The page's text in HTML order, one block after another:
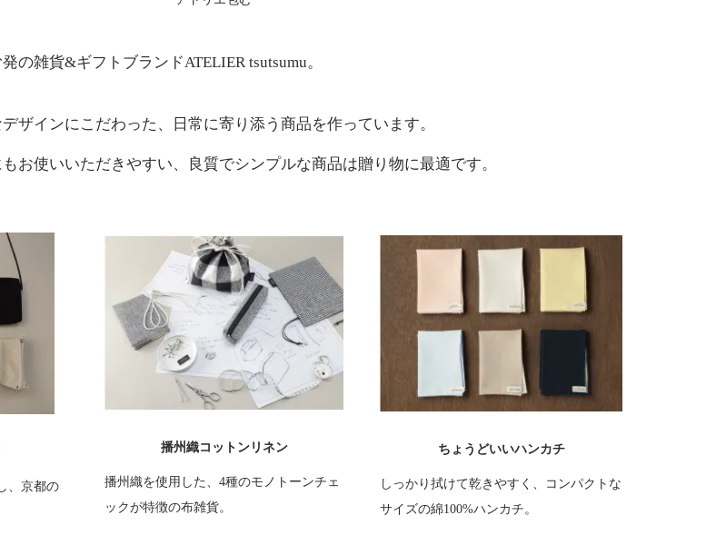
の雑貨&ギフトブランドATELIER tsutsumu。
ザインにこだわった、日常に寄り添う商品を作っています。
お使いいただきやすい、良質でシンプルな商品は贈り物に最適です。
、京都の
播州織コットンリネン
播州織を使用した、4種のモノトーンチェ
ックが特徴の布雑貨。
ちょうどいいハンカチ
しっかり拭けて乾きやすく、コンパクトな
サイズの綿100%ハンカチ。